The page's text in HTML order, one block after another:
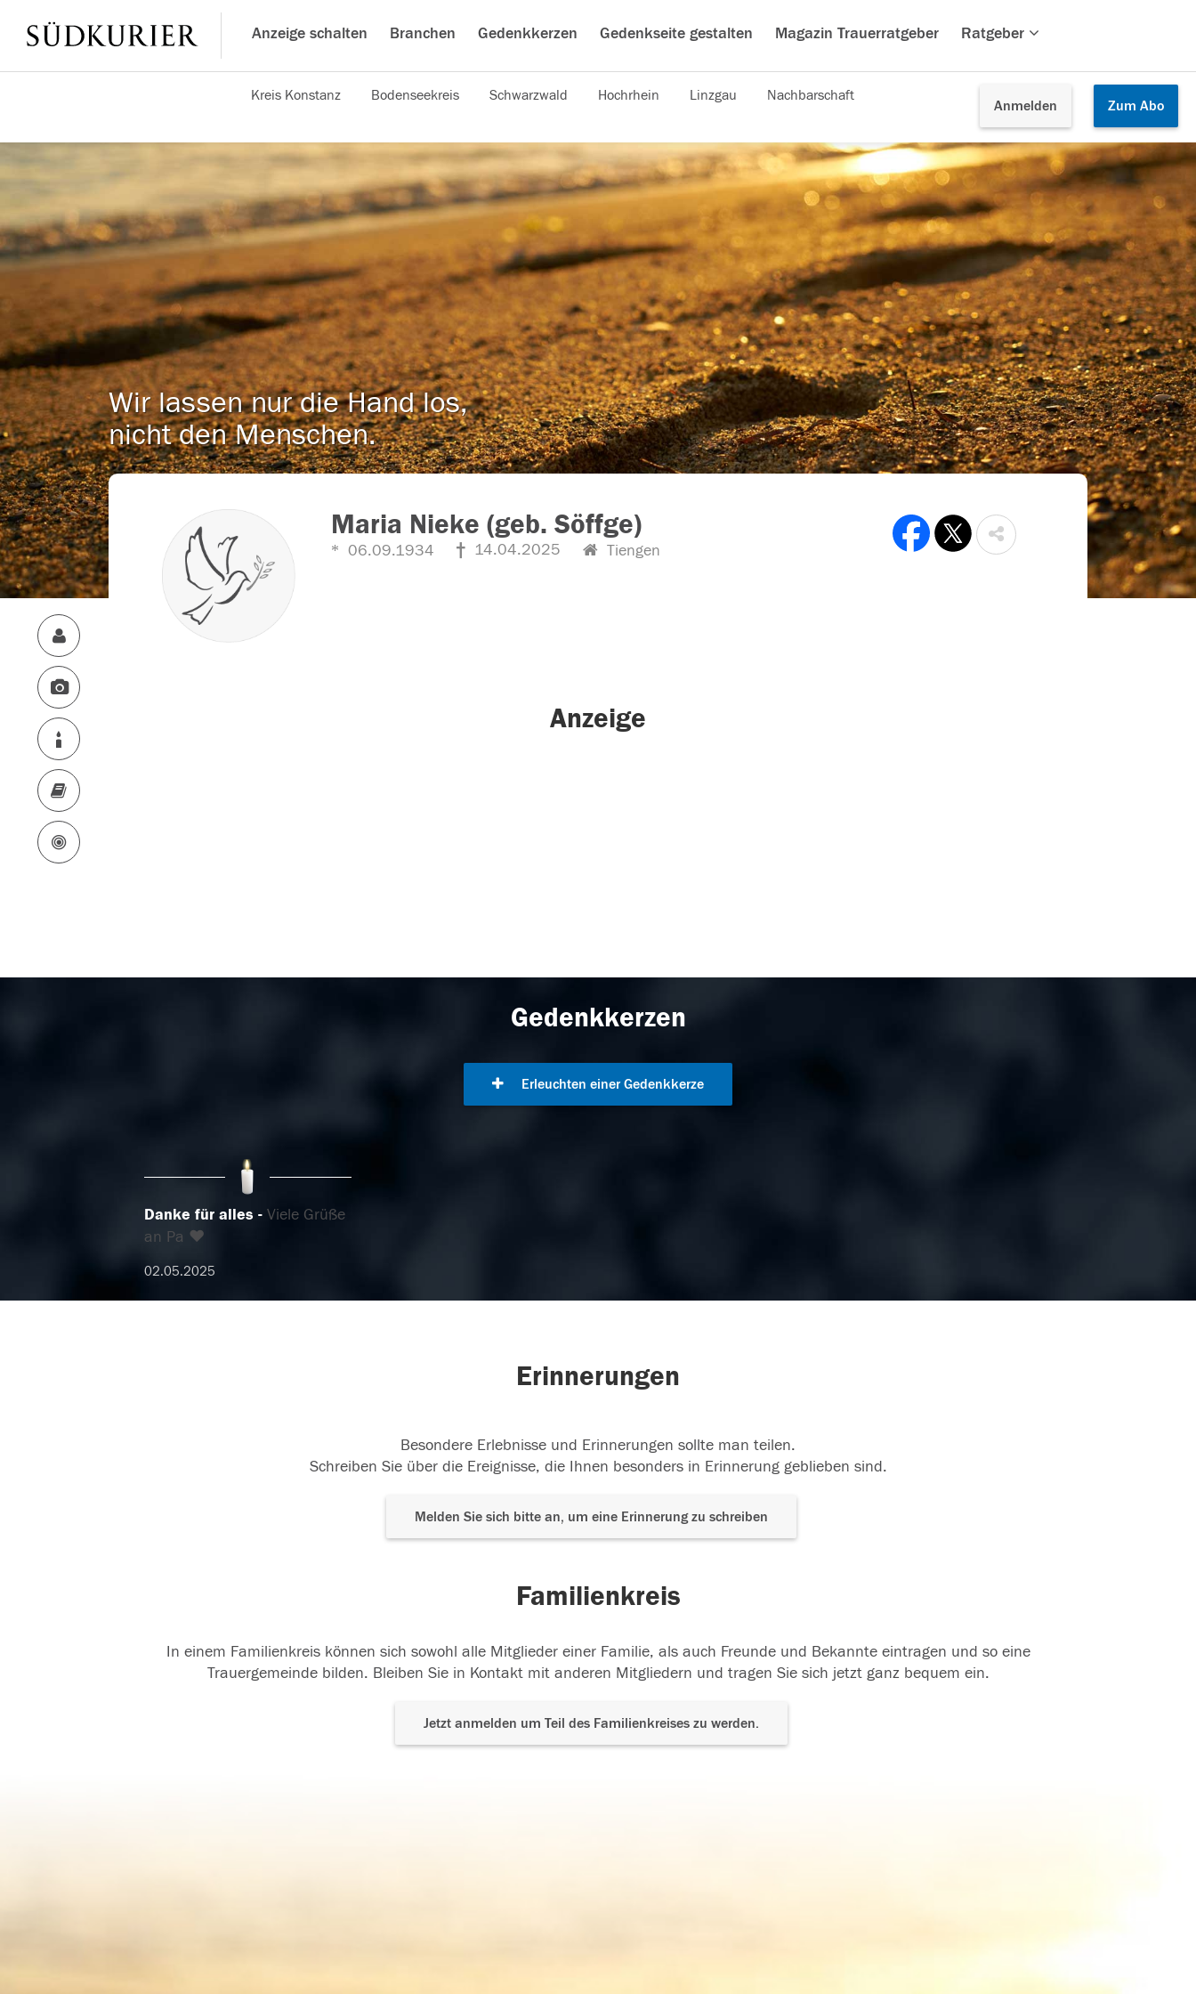
Anzeige schalten Branchen Gedenkkerzen Gedenkseite gestalten Magazin Trauerratgeber Ratgeber
Anmelden Zum Abo
Kreis Konstanz Bodenseekreis Schwarzwald Hochrhein Linzgau Nachbarschaft
Wir lassen nur die Hand los,
nicht den Menschen.
Maria Nieke (geb. Söffge)
06.09.1934 14.04.2025 Tiengen
Anzeige
Gedenkkerzen
Erleuchten einer Gedenkkerze
Danke für alles
Viele Grüße
an Pa ♥️
02.05.2025
Erinnerungen
Besondere Erlebnisse und Erinnerungen sollte man teilen.
Schreiben Sie über die Ereignisse, die Ihnen besonders in Erinnerung geblieben sind.
Melden Sie sich bitte an, um eine Erinnerung zu schreiben
Familienkreis
In einem Familienkreis können sich sowohl alle Mitglieder einer Familie, als auch Freunde und Bekannte eintragen und so eine
Trauergemeinde bilden. Bleiben Sie in Kontakt mit anderen Mitgliedern und tragen Sie sich jetzt ganz bequem ein.
Jetzt anmelden um Teil des Familienkreises zu werden.